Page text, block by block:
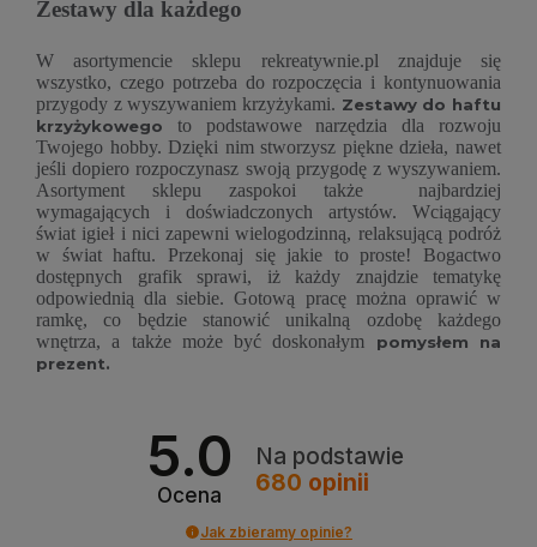
Zestawy dla każdego
W asortymencie sklepu rekreatywnie.pl znajduje się
wszystko, czego potrzeba do rozpoczęcia i kontynuowania
przygody z wyszywaniem krzyżykami. Zestawy do haftu
krzyżykowego to podstawowe narzędzia dla rozwoju
Twojego hobby. Dzięki nim stworzysz piękne dzieła, nawet
jeśli dopiero rozpoczynasz swoją przygodę z wyszywaniem.
Asortyment sklepu zaspokoi także najbardziej
wymagających i doświadczonych artystów. Wciągający
świat igieł i nici zapewni wielogodzinną, relaksującą podróż
w świat haftu. Przekonaj się jakie to proste! Bogactwo
dostępnych grafik sprawi, iż każdy znajdzie tematykę
odpowiednią dla siebie. Gotową pracę można oprawić w
ramkę, co będzie stanowić unikalną ozdobę każdego
wnętrza, a także może być doskonałym
pomysłem na
prezent.
5.0
Ocena
Na podstawie
680 opinii
Jak zbieramy opinie?